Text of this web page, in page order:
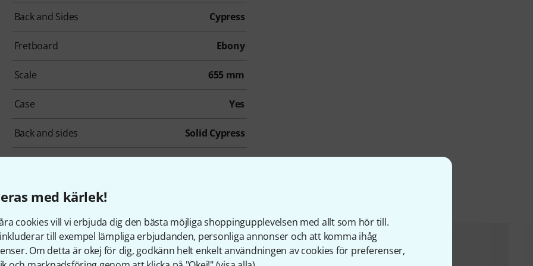
med kärlek!
cookies vill vi erbjuda dig den bästa möjliga shoppingupplevelsen med allt som hör till.
till exempel lämpliga erbjudanden, personliga annonser och att komma ihåg
Om detta är okej för dig, godkänn helt enkelt användningen av cookies för preferenser,
Back and Sides Cypress
Fretboard Ebony
Scale 655 mm
Case Yes
Back and sides Solid Cypress
& matchande produkter